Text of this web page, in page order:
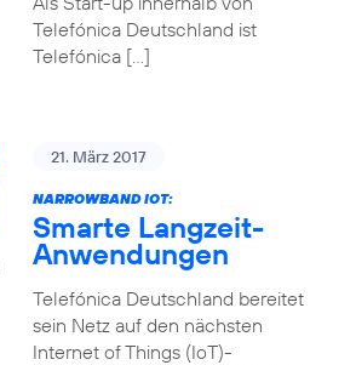
Telefónica Deutschland ist
Telefónica […]
21. März 2017
NARROWBAND IOT:
Smarte Langzeit-
Anwendungen
Telefónica Deutschland bereitet
sein Netz auf den nächsten
Internet of Things (IoT)-